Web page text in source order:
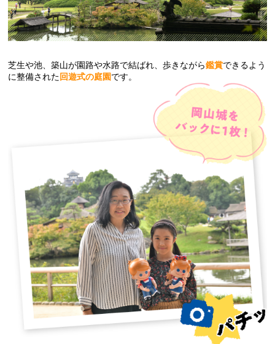
芝生や池、築山が園路や水路で結ばれ、歩きながら鑑賞できるよう
に整備された回遊式の庭園です。